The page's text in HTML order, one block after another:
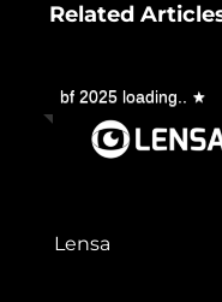
Related
bf 2025 loading..
Lensa